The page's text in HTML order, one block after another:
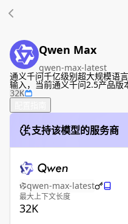
Qwen Max
qwen-max-latest
通义千问千亿级别超大规模语
输入，当前通义千问2.5产品版
32K
支持该模型的服务商
qwen-max-latest
最大上下文长度
32K